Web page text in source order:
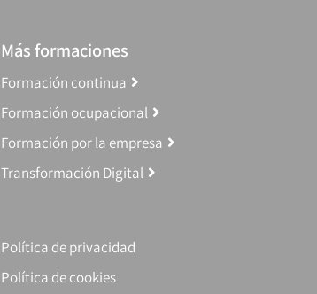
Más formaciones
Formación continua
Formación ocupacional
Formación por la empresa
Transformación Digital
Política de privacidad
Política de cookies